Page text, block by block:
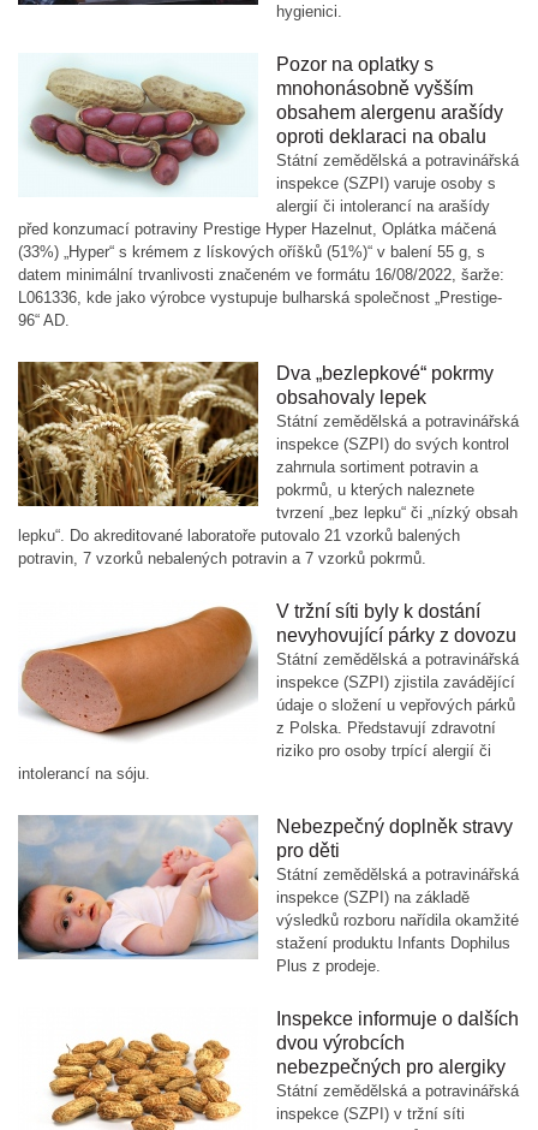
hygienici.
Pozor na oplatky s
mnohonásobně vyšším
obsahem alergenu arašídy
oproti deklaraci na obalu
Státní zemědělská a potravinářská
inspekce (SZPI) varuje osoby s
alergií či intolerancí na arašídy
před konzumací potraviny Prestige Hyper Hazelnut, Oplátka máčená
(33%) „Hyper“ s krémem z lískových oříšků (51%)“ v balení 55 g, s
datem minimální trvanlivosti značeném ve formátu 16/08/2022, šarže:
L061336, kde jako výrobce vystupuje bulharská společnost „Prestige-
96“ AD.
Dva „bezlepkové“ pokrmy
obsahovaly lepek
Státní zemědělská a potravinářská
inspekce (SZPI) do svých kontrol
zahrnula sortiment potravin a
pokrmů, u kterých naleznete
tvrzení „bez lepku“ či „nízký obsah
lepku“. Do akreditované laboratoře putovalo 21 vzorků balených
potravin, 7 vzorků nebalených potravin a 7 vzorků pokrmů.
V tržní síti byly k dostání
nevyhovující párky z dovozu
Státní zemědělská a potravinářská
inspekce (SZPI) zjistila zavádějící
údaje o složení u vepřových párků
z Polska. Představují zdravotní
riziko pro osoby trpící alergií či
intolerancí na sóju.
Nebezpečný doplněk stravy
pro děti
Státní zemědělská a potravinářská
inspekce (SZPI) na základě
výsledků rozboru nařídila okamžité
stažení produktu Infants Dophilus
Plus z prodeje.
Inspekce informuje o dalších
dvou výrobcích
nebezpečných pro alergiky
Státní zemědělská a potravinářská
inspekce (SZPI) v tržní síti